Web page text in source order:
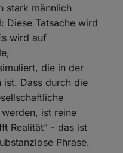
stark männlich
Diese Tatsache wird
wird auf
die in der
ist. Dass durch die
ist reine
Realität" - das ist
Phrase.